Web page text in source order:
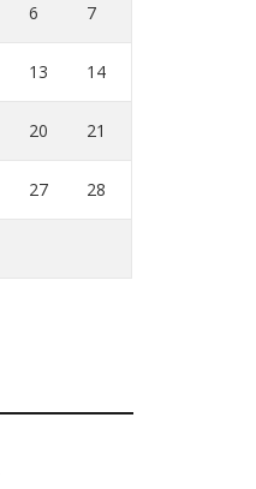
6 7
13 14
20 21
27 28